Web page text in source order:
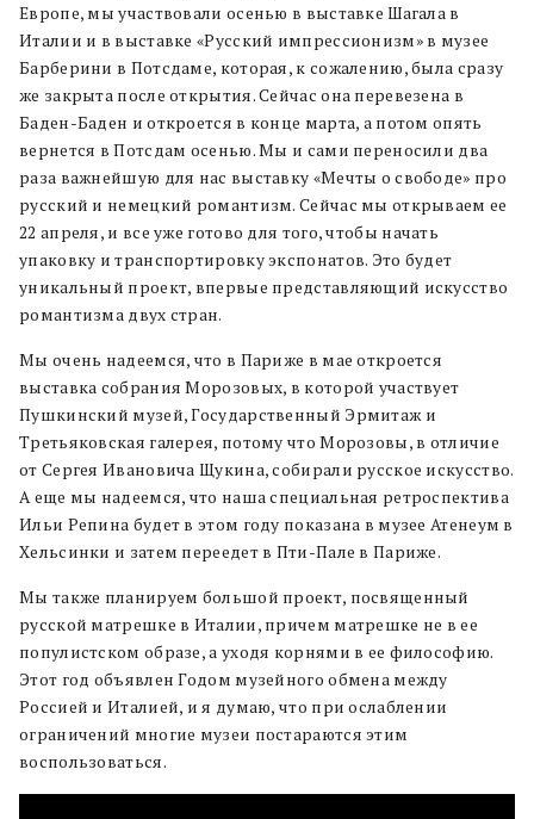
Европе, мы участвовали осенью в выставке Шагала в
Италии и в выставке «Русский импрессионизм» в музее
Барберини в Потсдаме, которая, к сожалению, была сразу
же закрыта после открытия. Сейчас она перевезена в
Баден-Баден и откроется в конце марта, а потом опять
вернется в Потсдам осенью. Мы и сами переносили два
раза важнейшую для нас выставку «Мечты о свободе» про
русский и немецкий романтизм. Сейчас мы открываем ее
22 апреля, и все уже готово для того, чтобы начать
упаковку и транспортировку экспонатов. Это будет
уникальный проект, впервые представляющий искусство
романтизма двух стран.
Мы очень надеемся, что в Париже в мае откроется
выставка собрания Морозовых, в которой участвует
Пушкинский музей, Государственный Эрмитаж и
Третьяковская галерея, потому что Морозовы, в отличие
от Сергея Ивановича Щукина, собирали русское искусство.
А еще мы надеемся, что наша специальная ретроспектива
Ильи Репина будет в этом году показана в музее Атенеум в
Хельсинки и затем переедет в Пти-Пале в Париже.
Мы также планируем большой проект, посвященный
русской матрешке в Италии, причем матрешке не в ее
популистском образе, а уходя корнями в ее философию.
Этот год объявлен Годом музейного обмена между
Россией и Италией, и я думаю, что при ослаблении
ограничений многие музеи постараются этим
воспользоваться.